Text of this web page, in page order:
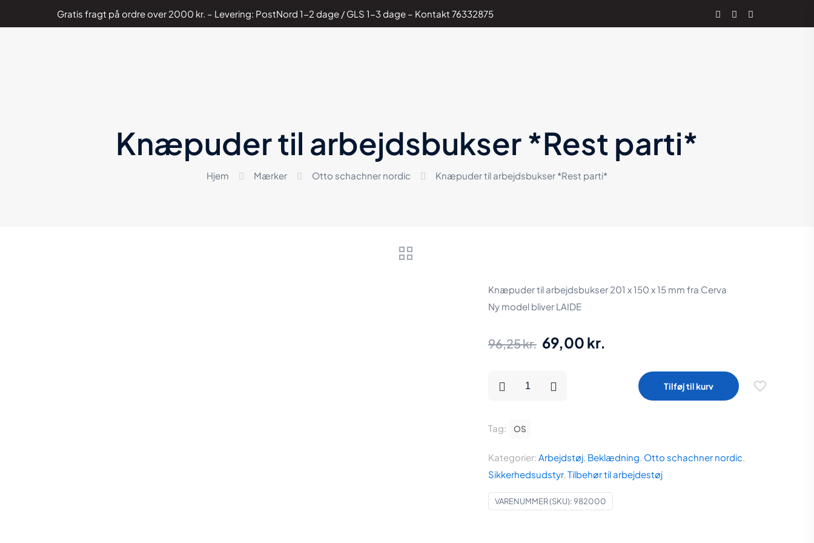
Gratis fragt på ordre over 2000 kr. – Levering: PostNord 1-2 dage / GLS 1-3 dage – Kontakt 76332875
Knæpuder til arbejdsbukser *Rest parti*
Hjem Mærker Otto schachner nordic Knæpuder til arbejdsbukser *Rest parti*
Knæpuder til arbejdsbukser 201 x 150 x 15 mm fra Cerva
Ny model bliver LAIDE
96,25kr. Den
pris
var:
69,00 kr.
*Rest
antal
Tilføj til kurv
VARENUMMER (SKU):982000
Kategorier: Arbejdstøj, Beklædning, Otto schachner nordic,
Sikkerhedsudstyr, Tilbehør til arbejdestøj
Tag: OS